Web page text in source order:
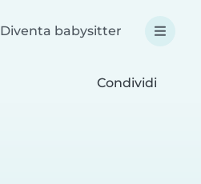
Diventa babysitter
Condividi